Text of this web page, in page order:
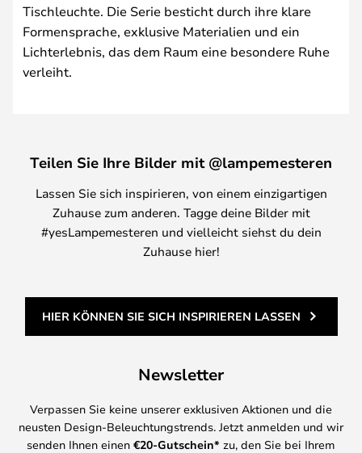
Tischleuchte. Die Serie besticht durch ihre klare
Formensprache, exklusive Materialien und ein
Lichterlebnis, das dem Raum eine besondere Ruhe
verleiht.
Teilen Sie Ihre Bilder mit @lampemesteren
Lassen Sie sich inspirieren, von einem einzigartigen
Zuhause zum anderen. Tagge deine Bilder mit
#yesLampemesteren und vielleicht siehst du dein
Zuhause hier!
HIER KÖNNEN SIE SICH INSPIRIEREN LASSEN
Newsletter
Verpassen Sie keine unserer exklusiven Aktionen und die
neusten Design-Beleuchtungstrends. Jetzt anmelden und wir
senden Ihnen einen €20-Gutschein* zu, den Sie bei Ihrem